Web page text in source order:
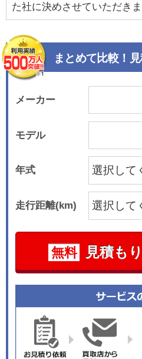
た社に決めさせていただきま
まとめて比較！
メーカー
モデル
年式
走行距離(km)
無料 見積も